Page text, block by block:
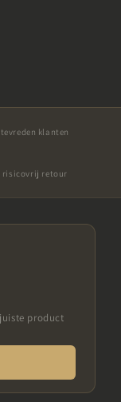
tevreden klanten
risicovrij retour
product